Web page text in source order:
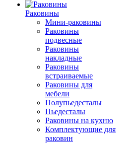
Раковины
Мини-раковины
Раковины
подвесные
Раковины
накладные
Раковины
встраиваемые
Раковины для
мебели
Полупьедесталы
Пьедесталы
Раковины на кухню
Комплектующие для
раковин